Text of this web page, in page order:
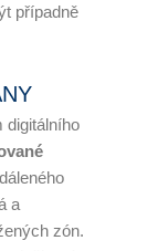
případně
digitálního
a
zón.